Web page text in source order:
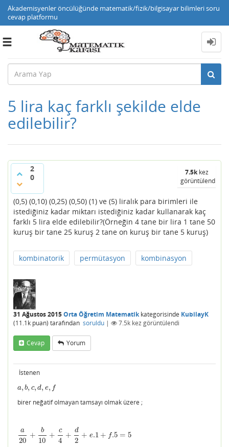
Akademisyenler öncülüğünde matematik/fizik/bilgisayar bilimleri soru
cevap platformu
Toggle
5 lira kaç farklı şekilde elde
edilebilir?
2
0
7.5kkez
görüntülendi
(0,5) (0,10) (0,25) (0,50) (1) ve (5) liralık para birimleri ile
istediğiniz kadar miktarı istediğiniz kadar kullanarak kaç
farklı 5 lira elde edilebilir?(Örneğin 4 tane bir lira 1 tane 50
kuruş bir tane 25 kuruş 2 tane on kuruş bir tane 5 kuruş)
kombinatorik permütasyon kombinasyon
31 Ağustos 2015Orta Öğretim Matematikkategorisinde KubilayK
(11.1k puan) tarafından soruldu | 7.5k kez görüntülendi
Cevap Yorum
İstenen
a, b, c, d, e, f
a,b,c,d, e,f
birer neğatif olmayan tamsayı olmak üzere ;
a
20
+
b
10
+
c
4
+
d
2
+ e.1 + f.5 = 5
a20 +b10+ c4 +d 2+e.1+f .5=5